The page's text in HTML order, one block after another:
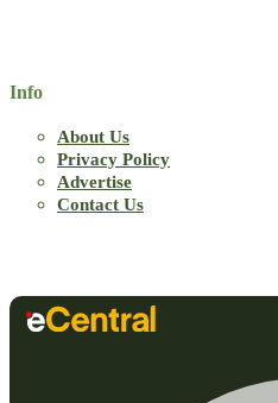
Info
About Us
Privacy Policy
Advertise
Contact Us